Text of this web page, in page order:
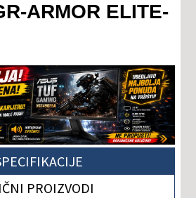
ARMOR ELITE-
PROIZVODI